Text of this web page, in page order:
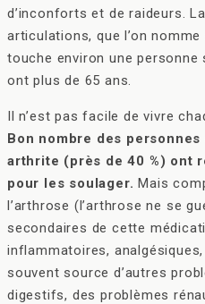
d’inconforts et de raideurs.
articulations, que l’on nomme
touche environ une personne
ont plus de 65 ans.
Il n’est pas facile de vivre
Bon nombre des
arthrite (près de 40 %) ont
pour les soulager. Mais
l’arthrose (l’arthrose ne se
secondaires de cette
inflammatoires,
souvent source d’autres
digestifs, des problèmes